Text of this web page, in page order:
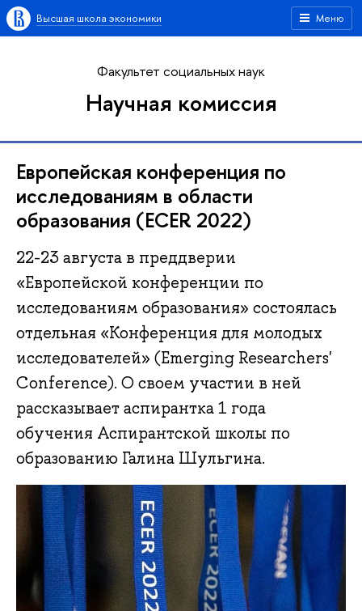
Меню
Высшая школа экономики
Факультет социальных наук
Научная комиссия
Европейская конференция по
исследованиям в области
образования (ECER 2022)
22-23 августа в преддверии
«Европейской конференции по
исследованиям образования» состоялась
отдельная «Конференция для молодых
исследователей» (Emerging Researchers'
Conference). О своем участии в ней
рассказывает аспирантка 1 года
обучения Аспирантской школы по
образованию Галина Шульгина.